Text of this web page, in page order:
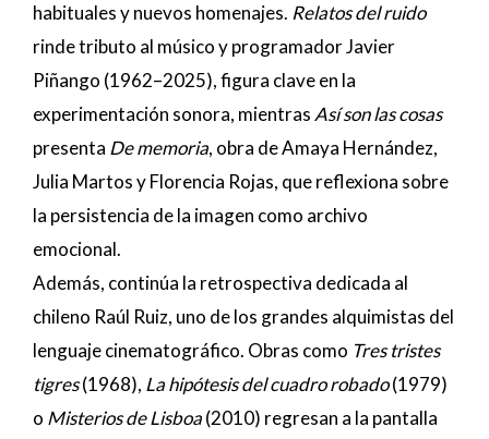
habituales y nuevos homenajes. Relatos del ruido
rinde tributo al músico y programador Javier
Piñango (1962–2025), figura clave en la
experimentación sonora, mientrasAsí son las cosas
presenta De memoria, obra de Amaya Hernández,
Julia Martos y Florencia Rojas, que reflexiona sobre
la persistencia de la imagen como archivo
emocional.
Además, continúa la retrospectiva dedicada al
chileno Raúl Ruiz, uno de los grandes alquimistas del
lenguaje cinematográfico. Obras como Tres tristes
tigres(1968), La hipótesis del cuadro robado(1979)
o Misterios de Lisboa(2010) regresan a la pantalla